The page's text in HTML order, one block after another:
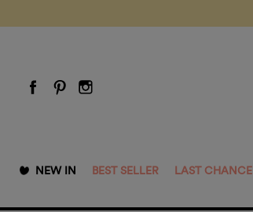
NEW IN BEST SELLER LAST CHANCE